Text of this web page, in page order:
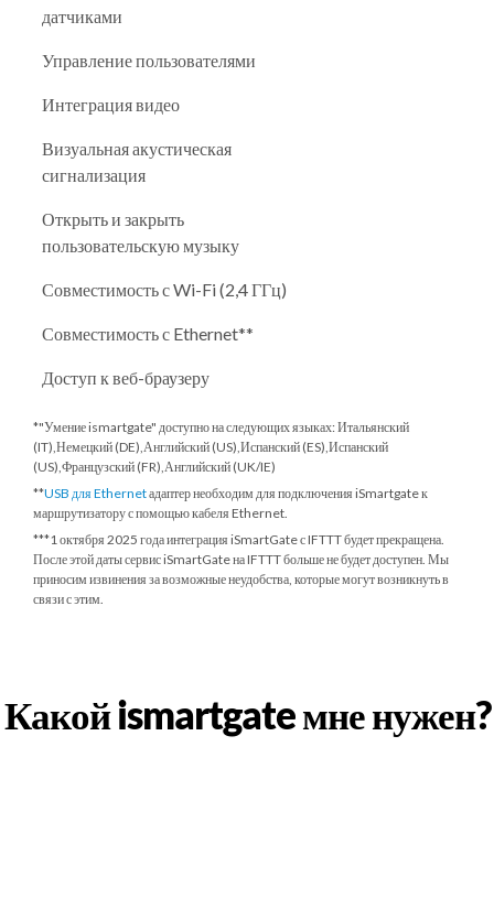
датчиками
Управление пользователями
Интеграция видео
Визуальная акустическая
сигнализация
Открыть и закрыть
пользовательскую музыку
Совместимость с Wi-Fi (2,4 ГГц)
Совместимость с Ethernet**
Доступ к веб-браузеру
*"Умение ismartgate" доступно на следующих языках: Итальянский
(IT),Немецкий (DE),Английский (US),Испанский (ES),Испанский
(US),Французский (FR),Английский (UK/IE)
**USB для Ethernetадаптер необходим для подключения iSmartgate к
маршрутизатору с помощью кабеля Ethernet.
***1 октября 2025 годаинтеграция iSmartGate с IFTTT будет прекращена.
После этой даты сервис iSmartGate на IFTTT больше не будет доступен. Мы
приносим извинения за возможные неудобства, которые могут возникнуть в
связи с этим.
Какой ismartgate мне нужен?